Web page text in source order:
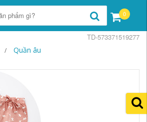
0
Quần âu
TD-573371519277